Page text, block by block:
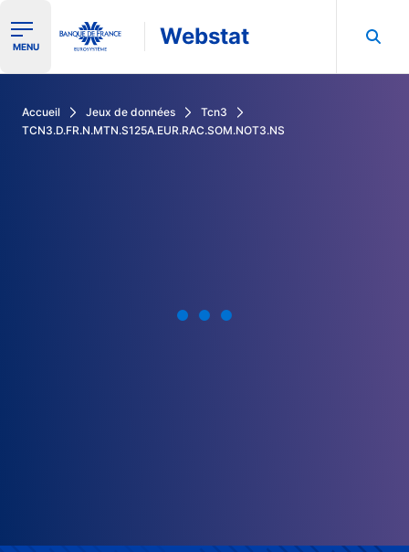
Ouvrir le menu de navigation
MENU Webstat
Accueil Jeux de données
Tcn3
TCN3.D.FR.N.MTN.S125A.EUR.RAC.SOM.NOT3.NS